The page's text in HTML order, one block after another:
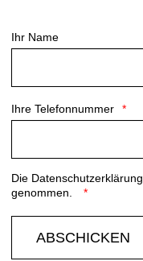
Ihr Name
Ihre Telefonnummer
Die Datenschutzerklärung
genommen.
ABSCHICKEN